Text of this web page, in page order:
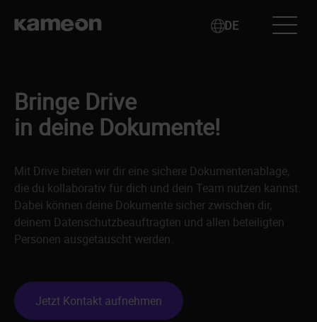
zum
Inhalt
Select
DE
Bringe Drive
in deine Dokumente!
Mit Drive bieten wir dir eine sichere Dokumentenablage,
die du kollaborativ für dich und dein Team nutzen kannst.
Dabei können deine Dokumente sicher zwischen dir,
deinem Datenschutzbeauftragten und allen beteiligten
Personen ausgetauscht werden.
Jetzt Kontakt aufnehmen